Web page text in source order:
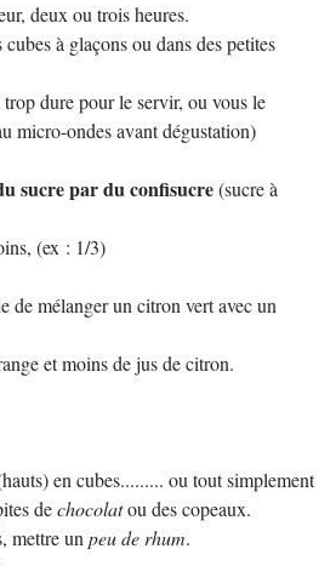
deux ou trois heures.
à glaçons ou dans des petites
dure pour le servir, ou vous le
micro-ondes avant dégustation)
sucre par du confisucre(sucre à
(ex : 1/3)
de mélanger un citron vert avec un
et moins de jus de citron.
en cubes......... ou tout simplement
dechocolatou des copeaux.
mettre unpeu de rhum.